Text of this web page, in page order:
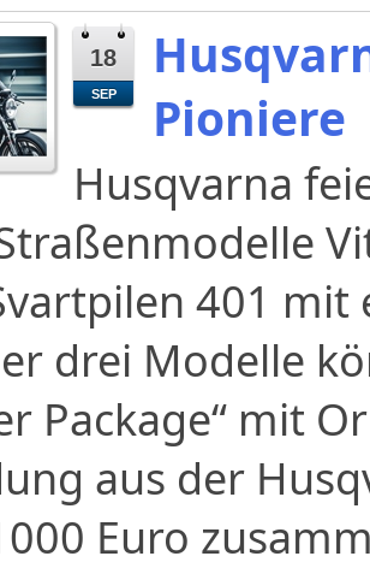
18
SEP
Pioniere
Husqvarna
401
drei Modelle
Package“ mit
aus der
Euro